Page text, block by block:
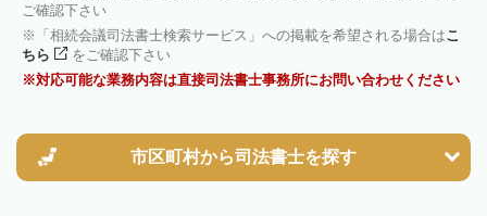
ご確認下さい
「相続会議司法書士検索サービス」への掲載を希望される場合はこ
ちら
をご確認下さい
対応可能な業務内容は直接司法書士事務所にお問い合わせください
市区町村から司法書士を探す